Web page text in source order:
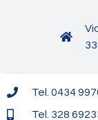
Tel. 0434
Tel. 328